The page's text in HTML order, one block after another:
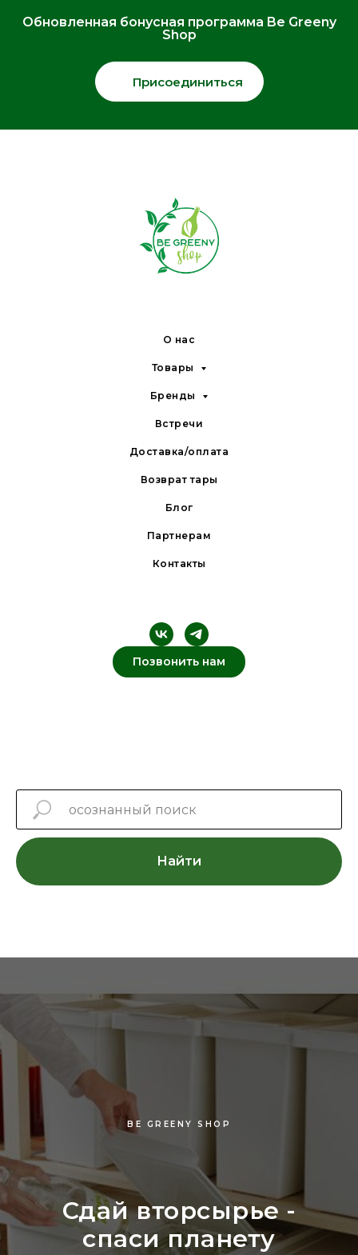
Обновленная бонусная программа Be Greeny
Shop
Присоединиться
О нас
Товары
Бренды
Встречи
Доставка/оплата
Возврат тары
Блог
Партнерам
Контакты
Позвонить нам
Найти
BE GREENY SHOP
Сдай вторсырье -
спаси планету